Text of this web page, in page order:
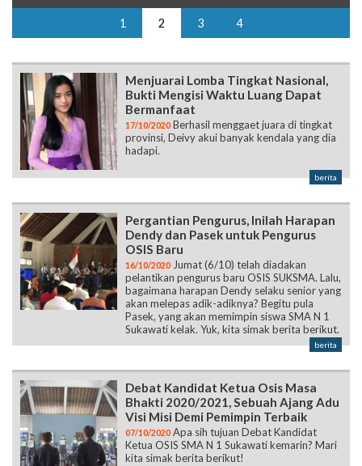
1 2 3 4
Menjuarai Lomba Tingkat Nasional,
Bukti Mengisi Waktu Luang Dapat
Bermanfaat
17/10/2020 Berhasil menggaet juara di tingkat
provinsi, Deivy akui banyak kendala yang dia
hadapi.
berita
Pergantian Pengurus, Inilah Harapan
Dendy dan Pasek untuk Pengurus
OSIS Baru
16/10/2020 Jumat (6/10) telah diadakan
pelantikan pengurus baru OSIS SUKSMA. Lalu,
bagaimana harapan Dendy selaku senior yang
akan melepas adik-adiknya? Begitu pula
Pasek, yang akan memimpin siswa SMA N 1
Sukawati kelak. Yuk, kita simak berita berikut.
berita
Debat Kandidat Ketua Osis Masa
Bhakti 2020/2021, Sebuah Ajang Adu
Visi Misi Demi Pemimpin Terbaik
07/10/2020 Apa sih tujuan Debat Kandidat
Ketua OSIS SMA N 1 Sukawati kemarin? Mari
kita simak berita berikut!